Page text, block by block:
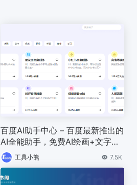
百度AI助手中心 – 百度最新推出的
AI全能助手，免费AI绘画+文字助
手
工具小熊 7.5K